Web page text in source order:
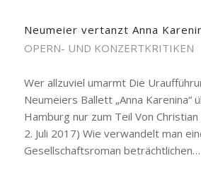
Neumeier vertanzt Anna
OPERN- UND KONZERTKRITIKEN
Wer allzuviel umarmt Die
Neumeiers Ballett „Anna Karenina“
Hamburg nur zum Teil Von
2. Juli 2017) Wie verwandelt man
Gesellschaftsroman beträchtlichen…